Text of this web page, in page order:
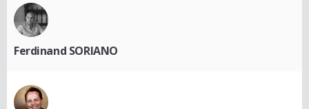
Ferdinand SORIANO